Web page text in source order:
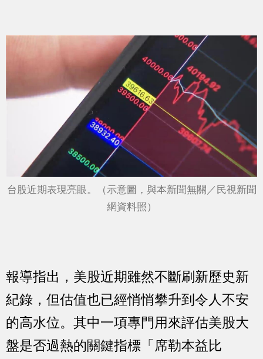
台股近期表現亮眼。（示意圖，與本新聞無關／民視新聞
網資料照）
報導指出，美股近期雖然不斷刷新歷史新
紀錄，但估值也已經悄悄攀升到令人不安
的高水位。其中一項專門用來評估美股大
盤是否過熱的關鍵指標「席勒本益比